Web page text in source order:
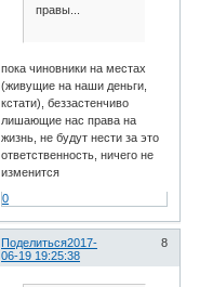
правы...
пока чиновники на местах
(живущие на наши деньги,
кстати), беззастенчиво
лишающие нас права на
жизнь, не будут нести за это
ответственность, ничего не
изменится
0
Поделиться 8
2017-
06-19 19:25:38